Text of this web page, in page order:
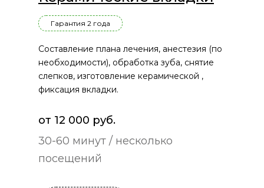
Гарантия 2 года
Составление плана лечения, анестезия (по
необходимости), обработка зуба, снятие
слепков, изготовление керамической ,
фиксация вкладки.
от 12 000 руб.
30-60 минут / несколько
посещений